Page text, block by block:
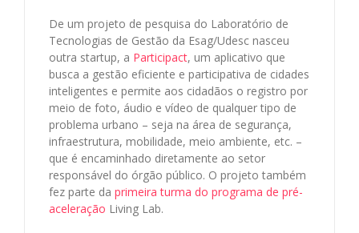
De um projeto de pesquisa do Laboratório de
Tecnologias de Gestão da Esag/Udesc nasceu
outra startup, a Participact, um aplicativo que
busca a gestão eficiente e participativa de cidades
inteligentes e permite aos cidadãos o registro por
meio de foto, áudio e vídeo de qualquer tipo de
problema urbano – seja na área de segurança,
infraestrutura, mobilidade, meio ambiente, etc. –
que é encaminhado diretamente ao setor
responsável do órgão público. O projeto também
fez parte da primeira turma do programa de pré-
aceleração Living Lab.